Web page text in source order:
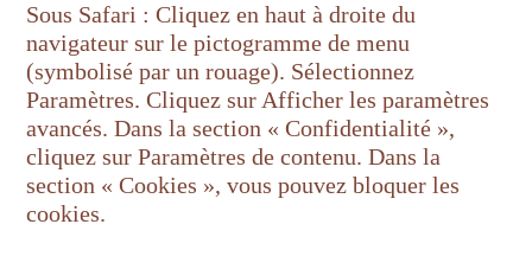
Sous Safari : Cliquez en haut à droite du
navigateur sur le pictogramme de menu
(symbolisé par un rouage). Sélectionnez
Paramètres. Cliquez sur Afficher les paramètres
avancés. Dans la section « Confidentialité »,
cliquez sur Paramètres de contenu. Dans la
section « Cookies », vous pouvez bloquer les
cookies.